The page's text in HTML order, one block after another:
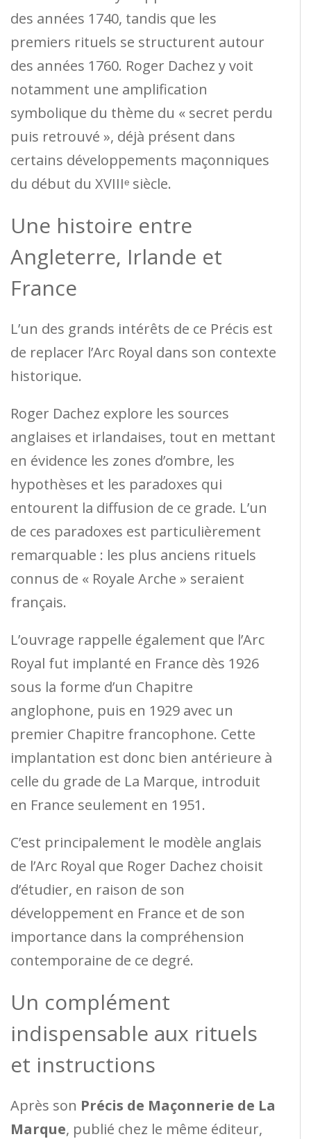
des années 1740, tandis que les
premiers rituels se structurent autour
des années 1760. Roger Dachez y voit
notamment une amplification
symbolique du thème du « secret perdu
puis retrouvé », déjà présent dans
certains développements maçonniques
du début du XVIIIᵉ siècle.
Une histoire entre
Angleterre, Irlande et
France
L’un des grands intérêts de ce Précis est
de replacer l’Arc Royal dans son contexte
historique.
Roger Dachez explore les sources
anglaises et irlandaises, tout en mettant
en évidence les zones d’ombre, les
hypothèses et les paradoxes qui
entourent la diffusion de ce grade. L’un
de ces paradoxes est particulièrement
remarquable : les plus anciens rituels
connus de « Royale Arche » seraient
français.
L’ouvrage rappelle également que l’Arc
Royal fut implanté en France dès 1926
sous la forme d’un Chapitre
anglophone, puis en 1929 avec un
premier Chapitre francophone. Cette
implantation est donc bien antérieure à
celle du grade de La Marque, introduit
en France seulement en 1951.
C’est principalement le modèle anglais
de l’Arc Royal que Roger Dachez choisit
d’étudier, en raison de son
développement en France et de son
importance dans la compréhension
contemporaine de ce degré.
Un complément
indispensable aux rituels
et instructions
Après son Précis de Maçonnerie de La
Marque, publié chez le même éditeur,